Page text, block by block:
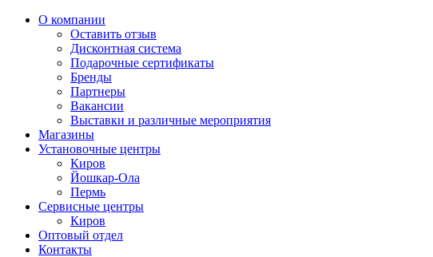
О компании
Оставить отзыв
Дисконтная система
Подарочные сертификаты
Бренды
Партнеры
Вакансии
Выставки и различные мероприятия
Магазины
Установочные центры
Киров
Йошкар-Ола
Пермь
Сервисные центры
Киров
Оптовый отдел
Контакты